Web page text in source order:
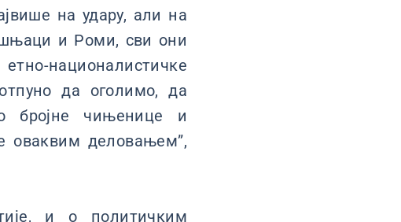
на удару, али на
и Роми, сви они
националистичке
да оголимо, да
бројне чињенице и
оваквим деловањем”,
и о политичким